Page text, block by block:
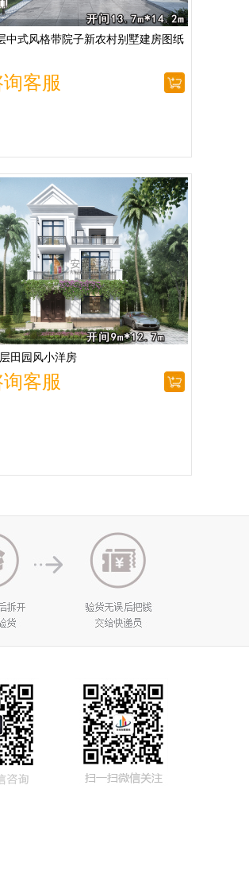
中式风格带院子新农村别墅建房图纸
询客服
田园风小洋房
询客服